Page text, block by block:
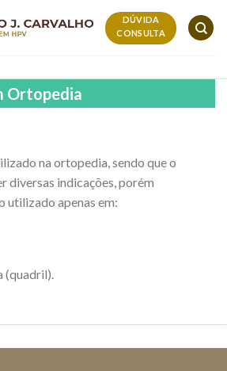
DÚVIDA
CONSULTA
Ortopedia
na ortopedia, sendo que o
diversas indicações, porém
utilizado apenas em:
(quadril).